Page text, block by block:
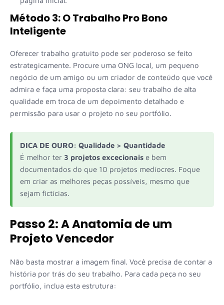
Método 3: O Trabalho Pro Bono
Inteligente
Oferecer trabalho gratuito pode ser poderoso se feito
estrategicamente. Procure uma ONG local, um pequeno
negócio de um amigo ou um criador de conteúdo que você
admira e faça uma proposta clara: seu trabalho de alta
qualidade em troca de um depoimento detalhado e
permissão para usar o projeto no seu portfólio.
DICA DE OURO: Qualidade > Quantidade
É melhor ter 3 projetos excecionais e bem
documentados do que 10 projetos medíocres. Foque
em criar as melhores peças possíveis, mesmo que
sejam fictícias.
Passo 2: A Anatomia de um
Projeto Vencedor
Não basta mostrar a imagem final. Você precisa de contar a
história por trás do seu trabalho. Para cada peça no seu
portfólio, inclua esta estrutura: